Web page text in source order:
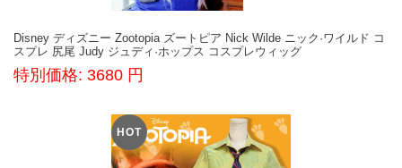
Disney ディズニー Zootopia ズートピア Nick Wilde ニック·ワイルド コ
スプレ 尻尾 Judy ジュディ·ホップス コスプレウィッグ
特別価格: 3680 円
HOT